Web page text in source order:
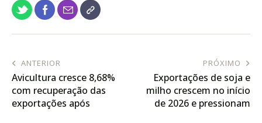
ANTERIOR
Avicultura cresce 8,68%
com recuperação das
exportações após
PRÓXIMO
Exportações de soja e
milho crescem no início
de 2026 e pressionam